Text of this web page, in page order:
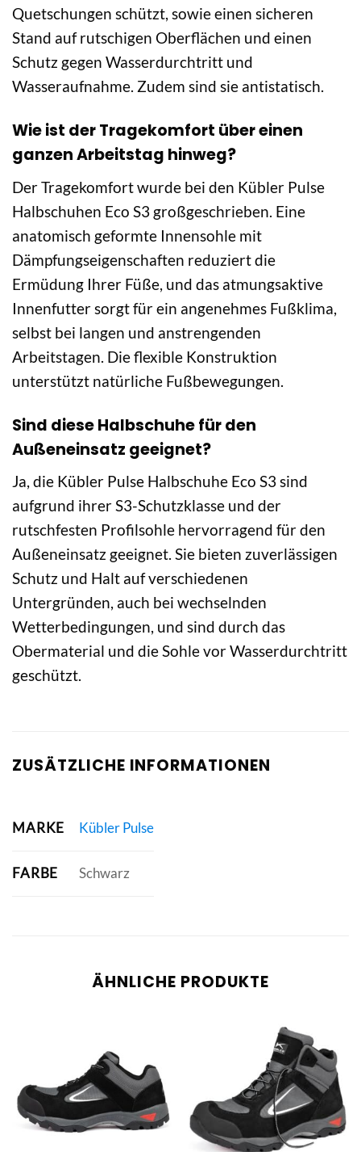
Quetschungen schützt, sowie einen sicheren
Stand auf rutschigen Oberflächen und einen
Schutz gegen Wasserdurchtritt und
Wasseraufnahme. Zudem sind sie antistatisch.
Wie ist der Tragekomfort über einen
ganzen Arbeitstag hinweg?
Der Tragekomfort wurde bei den Kübler Pulse
Halbschuhen Eco S3 großgeschrieben. Eine
anatomisch geformte Innensohle mit
Dämpfungseigenschaften reduziert die
Ermüdung Ihrer Füße, und das atmungsaktive
Innenfutter sorgt für ein angenehmes Fußklima,
selbst bei langen und anstrengenden
Arbeitstagen. Die flexible Konstruktion
unterstützt natürliche Fußbewegungen.
Sind diese Halbschuhe für den
Außeneinsatz geeignet?
Ja, die Kübler Pulse Halbschuhe Eco S3 sind
aufgrund ihrer S3-Schutzklasse und der
rutschfesten Profilsohle hervorragend für den
Außeneinsatz geeignet. Sie bieten zuverlässigen
Schutz und Halt auf verschiedenen
Untergründen, auch bei wechselnden
Wetterbedingungen, und sind durch das
Obermaterial und die Sohle vor Wasserdurchtritt
geschützt.
ZUSÄTZLICHE INFORMATIONEN
MARKE Kübler Pulse
FARBE Schwarz
ÄHNLICHE PRODUKTE